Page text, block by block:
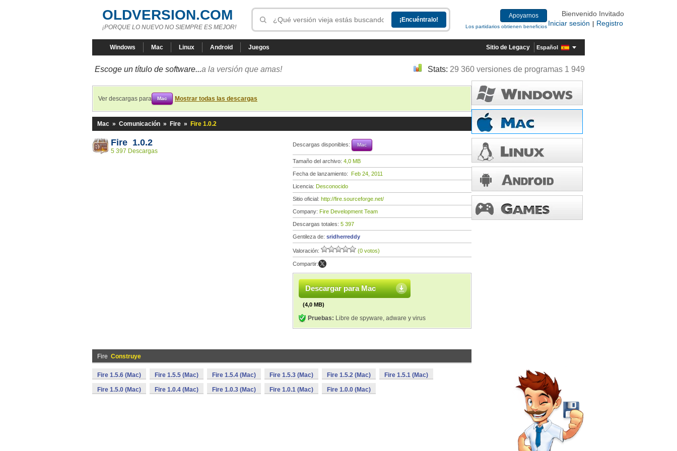
OLDVERSION.COM
¡PORQUE LO NUEVO NO SIEMPRE ES MEJOR!
Apoyarnos
Los partidarios obtienen beneficios
Bienvenido Invitado
Iniciar sesión
Registro
Windows Mac Linux Android Juegos Sitio de Legacy Español
Escoge un título de software...a la versión que amas! Stats: 29 360 versiones de programas 1 949
Ver descargas para Mac Mostrar todas las descargas
Mac » Comunicación » Fire » Fire 1.0.2
Fire 1.0.2
5 397 Descargas
Descargas disponibles: Mac
Tamaño del archivo: 4,0 MB
Fecha de lanzamiento: Feb 24, 2011
Licencia: Desconocido
Sitio oficial: http://fire.sourceforge.net/
Company: Fire Development Team
Descargas totales: 5 397
Gentileza de: sridherreddy
Valoración: (0 votos)
Compartir:
Descargar para Mac
(4,0 MB)
Pruebas: Libre de spyware, adware y virus
Fire Construye
Fire 1.5.6 (Mac) Fire 1.5.5 (Mac) Fire 1.5.4 (Mac) Fire 1.5.3 (Mac) Fire 1.5.2 (Mac) Fire 1.5.1 (Mac)
Fire 1.5.0 (Mac) Fire 1.0.4 (Mac) Fire 1.0.3 (Mac) Fire 1.0.1 (Mac) Fire 1.0.0 (Mac)